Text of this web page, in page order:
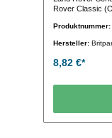
Rover Classic
Produktnummer:
Hersteller:
8,82 €*